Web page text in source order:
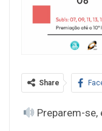
Share
Preparem-se,